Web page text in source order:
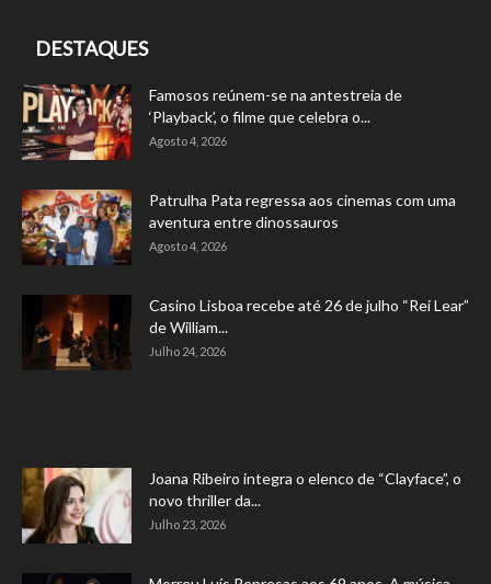
DESTAQUES
Famosos reúnem-se na antestreia de
‘Playback’, o filme que celebra o...
Agosto 4, 2026
Patrulha Pata regressa aos cinemas com uma
aventura entre dinossauros
Agosto 4, 2026
Casino Lisboa recebe até 26 de julho “Rei Lear”
de William...
Julho 24, 2026
Joana Ribeiro integra o elenco de “Clayface”, o
novo thriller da...
Julho 23, 2026